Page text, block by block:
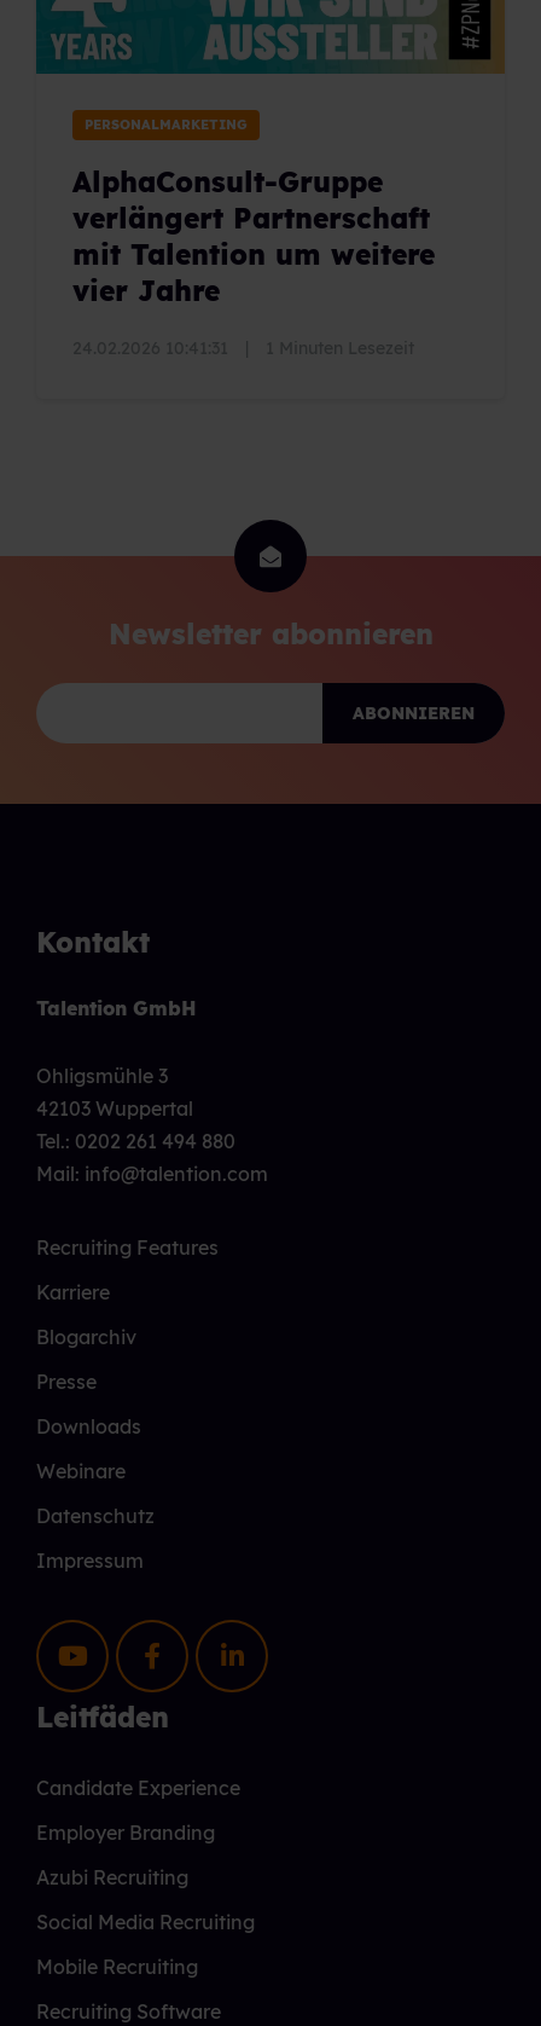
PERSONALMARKETING
AlphaConsult-Gruppe
verlängert Partnerschaft
mit Talention um weitere
vier Jahre
Newsletter abonnieren
Kontakt
Talention GmbH
Ohligsmühle 3
42103 Wuppertal
Tel.: 0202 261 494 880
Mail: info@talention.com
Recruiting Features
Karriere
Blogarchiv
Presse
Downloads
Webinare
Datenschutz
Impressum
Leitfäden
Candidate Experience
Employer Branding
Azubi Recruiting
Social Media Recruiting
Mobile Recruiting
Recruiting Software